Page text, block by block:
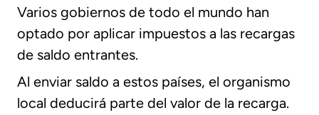
Varios gobiernos de todo el mundo han
optado por aplicar impuestos a las recargas
de saldo entrantes.
Al enviar saldo a estos países, el organismo
local deducirá parte del valor de la recarga.